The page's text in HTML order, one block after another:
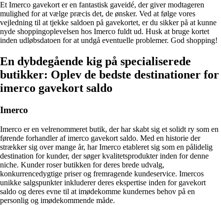
Et Imerco gavekort er en fantastisk gaveidé, der giver modtageren
mulighed for at vælge præcis det, de ønsker. Ved at følge vores
vejledning til at tjekke saldoen på gavekortet, er du sikker på at kunne
nyde shoppingoplevelsen hos Imerco fuldt ud. Husk at bruge kortet
inden udløbsdatoen for at undgå eventuelle problemer. God shopping!
En dybdegående kig på specialiserede
butikker: Oplev de bedste destinationer for
imerco gavekort saldo
Imerco
Imerco er en velrenommeret butik, der har skabt sig et solidt ry som en
førende forhandler af imerco gavekort saldo. Med en historie der
strækker sig over mange år, har Imerco etableret sig som en pålidelig
destination for kunder, der søger kvalitetsprodukter inden for denne
niche. Kunder roser butikken for deres brede udvalg,
konkurrencedygtige priser og fremragende kundeservice. Imercos
unikke salgspunkter inkluderer deres ekspertise inden for gavekort
saldo og deres evne til at imødekomme kundernes behov på en
personlig og imødekommende måde.